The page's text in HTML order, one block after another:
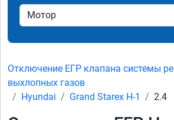
Отключение ЕГР клапана системы
выхлопных газов
Hyundai
Grand Starex H-1 2.4